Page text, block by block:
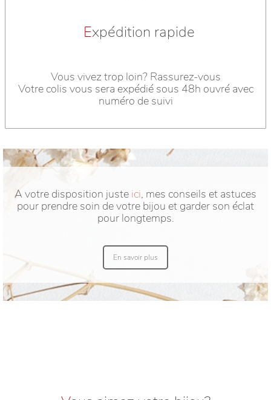
Expédition rapide
Vous vivez trop loin? Rassurez-vous
Votre colis vous sera expédié sous 48h ouvré avec
numéro de suivi
A votre disposition juste ici, mes conseils et astuces
pour prendre soin de votre bijou et garder son éclat
pour longtemps.
En savoir plus